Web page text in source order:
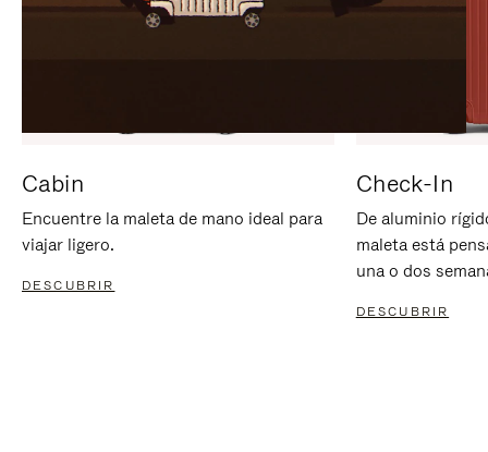
Cabin
Encuentre la maleta de mano ideal para
viajar ligero.
DESCUBRIR
Check-In
De aluminio
maleta está
una o dos
DESCUBRIR